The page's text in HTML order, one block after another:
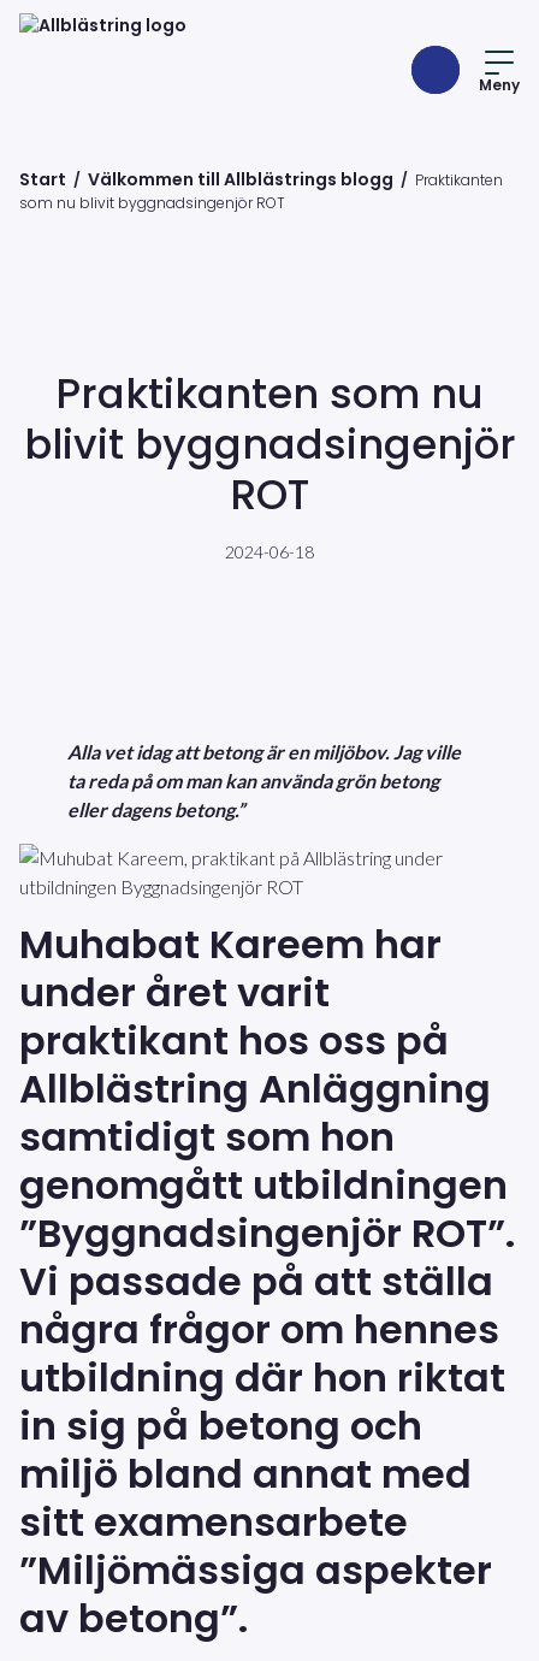
Meny
Start / Välkommen till Allblästrings blogg / Praktikanten
som nu blivit byggnadsingenjör ROT
Praktikanten som nu
blivit byggnadsingenjör
ROT
2024-06-18
Alla vet idag att betong är en miljöbov. Jag ville
ta reda på om man kan använda grön betong
eller dagens betong.”
Muhabat Kareem har
under året varit
praktikant hos oss på
Allblästring Anläggning
samtidigt som hon
genomgått utbildningen
”Byggnadsingenjör ROT”.
Vi passade på att ställa
några frågor om hennes
utbildning där hon riktat
in sig på betong och
miljö bland annat med
sitt examensarbete
”Miljömässiga aspekter
av betong”.